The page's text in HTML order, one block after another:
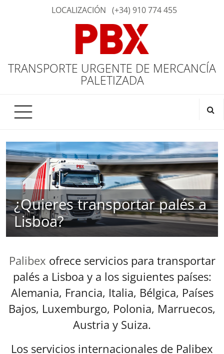
LOCALIZACIÓN (+34) 910 774 455
TRANSPORTE URGENTE DE MERCANCÍA
PALETIZADA
¿Quieres transportar palés a
Lisboa?
Palibex ofrece servicios para transportar
palés a Lisboa y a los siguientes países:
Alemania, Francia, Italia, Bélgica, Países
Bajos, Luxemburgo, Polonia, Marruecos,
Austria y Suiza.
Los servicios internacionales de Palibex